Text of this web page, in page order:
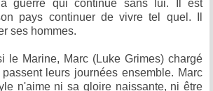
guerre qui continue sans lui. Il est
pays continuer de vivre tel quel. Il
ses hommes.
le Marine, Marc (Luke Grimes) chargé
leurs journées ensemble. Marc
n'aime ni sa gloire naissante, ni être